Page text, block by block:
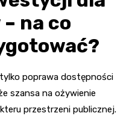
na co
poprawa dostępności
szansa na ożywienie
przestrzeni publicznej.